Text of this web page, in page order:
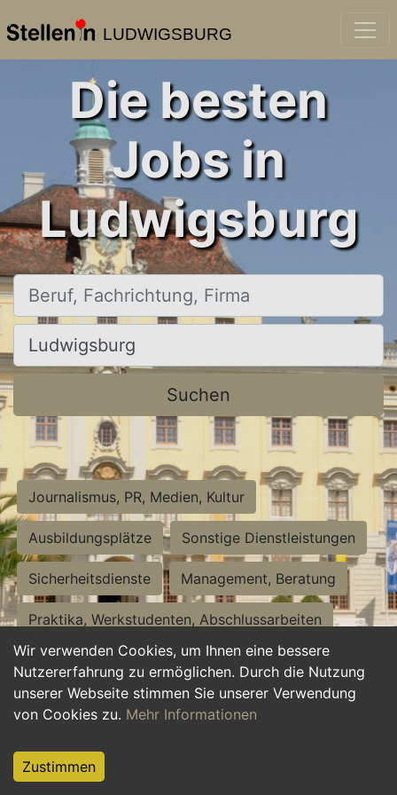
LUDWIGSBURG
Wir verwenden Cookies, um Ihnen eine bessere
Nutzererfahrung zu ermöglichen. Durch die Nutzung
unserer Webseite stimmen Sie unserer Verwendung
von Cookies zu. Mehr Informationen
Zustimmen
Die besten
Jobs in
Ludwigsburg
Beruf, Fachrichtung, Firma
Ort, Stadt
Suchen
Journalismus, PR, Medien, Kultur
Ausbildungsplätze Sonstige Dienstleistungen
Sicherheitsdienste Management, Beratung
Praktika, Werkstudenten, Abschlussarbeiten
Personalwesen Assistenz, Sekretariat
Hilfskräfte, Aushilfs- und Nebenjobs
Weiterbildung, Studium, duale Ausbildung